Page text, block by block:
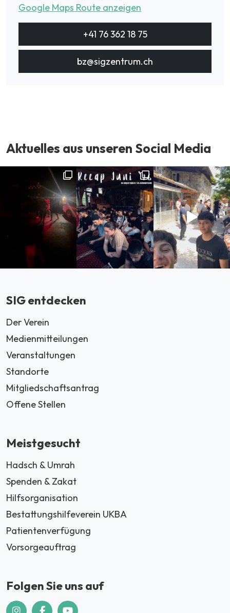
Google Maps Route anzeigen
+41 76 362 18 75
bz@sigzentrum.ch
Aktuelles aus unseren Social Media
SIG entdecken
Der Verein
Medienmitteilungen
Veranstaltungen
Standorte
Mitgliedschaftsantrag
Offene Stellen
Meistgesucht
Hadsch & Umrah
Spenden & Zakat
Hilfsorganisation
Bestattungshilfeverein UKBA
Patientenverfügung
Vorsorgeauftrag
Folgen Sie uns auf